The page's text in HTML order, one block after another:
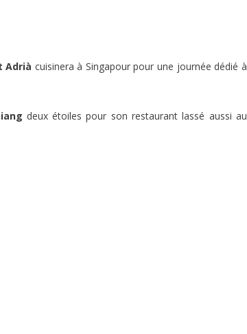
Adrià cuisinera à Singapour pour une journée dédié à
deux étoiles pour son restaurant lassé aussi au